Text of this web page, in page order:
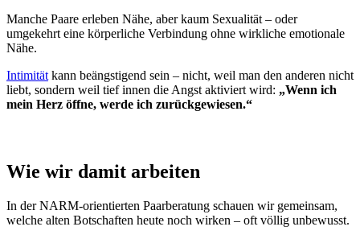
Manche Paare erleben Nähe, aber kaum Sexualität – oder
umgekehrt eine körperliche Verbindung ohne wirkliche emotionale
Nähe.
Intimität kann beängstigend sein – nicht, weil man den anderen nicht
liebt, sondern weil tief innen die Angst aktiviert wird: „Wenn ich
mein Herz öffne, werde ich zurückgewiesen.“
Wie wir damit arbeiten
In der NARM-orientierten Paarberatung schauen wir gemeinsam,
welche alten Botschaften heute noch wirken – oft völlig unbewusst.